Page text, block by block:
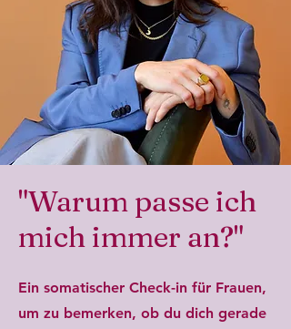
"Warum passe ich
mich immer an?"
Ein somatischer Check-in für Frauen,
um zu bemerken, ob du dich gerade